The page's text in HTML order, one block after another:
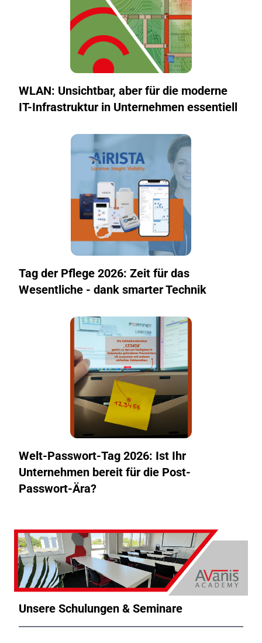
WLAN: Unsichtbar, aber für die moderne
IT-Infrastruktur in Unternehmen essentiell
Tag der Pflege 2026: Zeit für das
Wesentliche - dank smarter Technik
Welt-Passwort-Tag 2026: Ist Ihr
Unternehmen bereit für die Post-
Passwort-Ära?
Unsere Schulungen & Seminare